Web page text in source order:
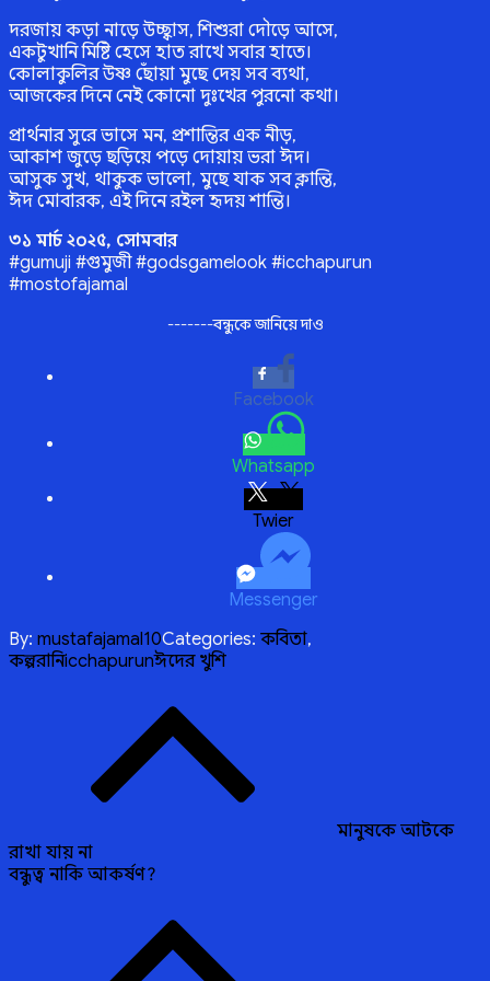
দরজায় কড়া নাড়ে উচ্ছ্বাস, শিশুরা দৌড়ে আসে,
একটুখানি মিষ্টি হেসে হাত রাখে সবার হাতে।
কোলাকুলির উষ্ণ ছোঁয়া মুছে দেয় সব ব্যথা,
আজকের দিনে নেই কোনো দুঃখের পুরনো কথা।
প্রার্থনার সুরে ভাসে মন, প্রশান্তির এক নীড়,
আকাশ জুড়ে ছড়িয়ে পড়ে দোয়ায় ভরা ঈদ।
আসুক সুখ, থাকুক ভালো, মুছে যাক সব ক্লান্তি,
ঈদ মোবারক, এই দিনে রইল হৃদয় শান্তি।
৩১ মার্চ ২০২৫, সোমবার
#gumuji #গুমুজী #godsgamelook #icchapurun
#mostofajamal
-------বন্ধুকে জানিয়ে দাও
Facebook
Whatsapp
Twitter
Messenger
By: mustafajamal10Categories: কবিতা,
কল্পরানিicchapurunঈদের খুশি
মানুষকে আটকে
রাখা যায় না
বন্ধুত্ব নাকি আকর্ষণ?